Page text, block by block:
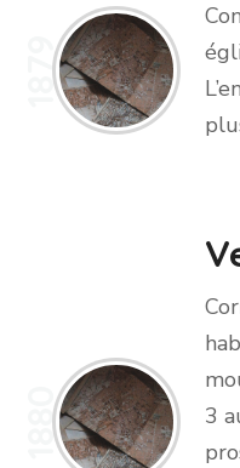
1879
1880
3